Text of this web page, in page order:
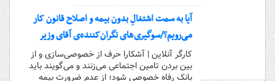
آیا به سمت اشتغالِ بدون بیمه و اصلاح قانون کار
می‌رویم؟/سوگیری‌های نگران‌کننده‌ی آقای وزیر
کارگر آنلاین | آشکارا حرف از خصوصی‌سازی و از
بین بردن تامین اجتماعی می‌زنند و می‌گویند باید
بانک رفاه خصوصی شود؛ از عدم ضرورت بیمه